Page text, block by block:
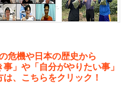
危機や日本の歴史から
」や「自分がやりたい事」
、こちらをクリック！